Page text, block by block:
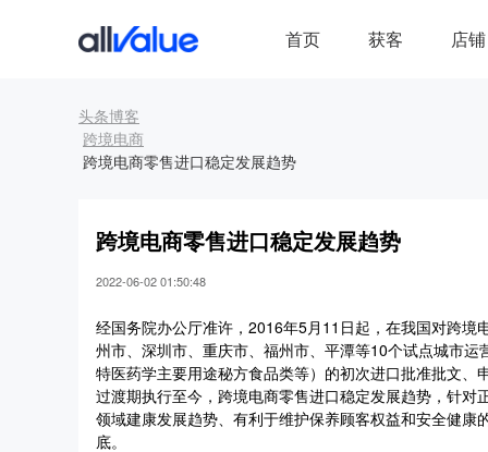
首页 获客 店铺
头条博客
跨境电商
跨境电商零售进口稳定发展趋势
跨境电商零售进口稳定发展趋势
2022-06-02 01:50:48
经国务院办公厅准许，2016年5月11日起，在我国对跨
州市、深圳市、重庆市、福州市、平潭等10个试点城市
特医药学主要用途秘方食品类等）的初次进口批准批文、
过渡期执行至今，跨境电商零售进口稳定发展趋势，针
领域建康发展趋势、有利于维护保养顾客权益和安全健
底。